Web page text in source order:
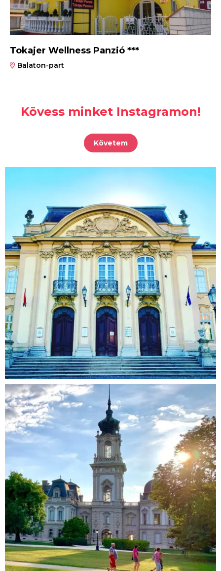
Tokajer Wellness Panzió ***
Balaton-part
Kövess minket Instagramon!
Követem